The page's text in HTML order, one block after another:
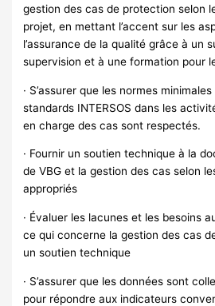
gestion des cas de protection selon
projet, en mettant l’accent sur les
l’assurance de la qualité grâce à un
supervision et à une formation pour
· S’assurer que les normes
standards INTERSOS dans les
en charge des cas sont respectés.
· Fournir un soutien technique à la
de VBG et la gestion des cas selon
appropriés
· Évaluer les lacunes et les besoins
ce qui concerne la gestion des cas
un soutien technique
· S’assurer que les données sont
pour répondre aux indicateurs